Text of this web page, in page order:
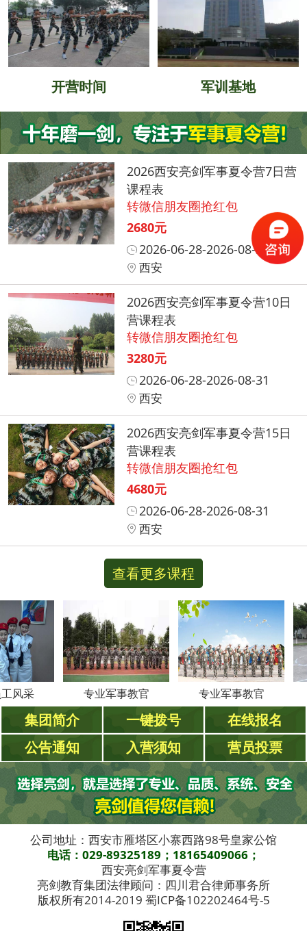
开营时间 军训基地
2026西安亮剑军事夏令营7日营
课程表
转微信朋友圈抢红包
2680元
2026-06-28-2026-08-31
西安
2026西安亮剑军事夏令营10日
营课程表
转微信朋友圈抢红包
3280元
2026-06-28-2026-08-31
西安
2026西安亮剑军事夏令营15日
营课程表
转微信朋友圈抢红包
4680元
2026-06-28-2026-08-31
西安
查看更多课程
专业军事教官 专业军事教官
集团简介 一键拨号
在线报名
公告通知
入营须知 营员投票
公司地址：西安市雁塔区小寨西路98号皇家公馆
电话：029-89325189；18165409066；
西安亮剑军事夏令营
亮剑教育集团法律顾问：四川君合律师事务所
版权所有2014-2019 蜀ICP备102202464号-5